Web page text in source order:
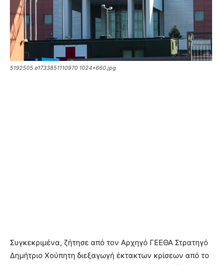
5192505 e1733851110970 1024x660.jpg
Συγκεκριμένα, ζήτησε από τον Αρχηγό ΓΕΕΘΑ Στρατηγό
Δημήτριο Χούπητη διεξαγωγή έκτακτων κρίσεων από το